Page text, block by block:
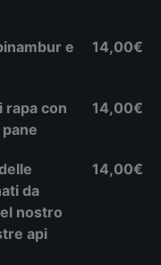
e
14,00€
rapa con
14,00€
da
nostro
api
14,00€